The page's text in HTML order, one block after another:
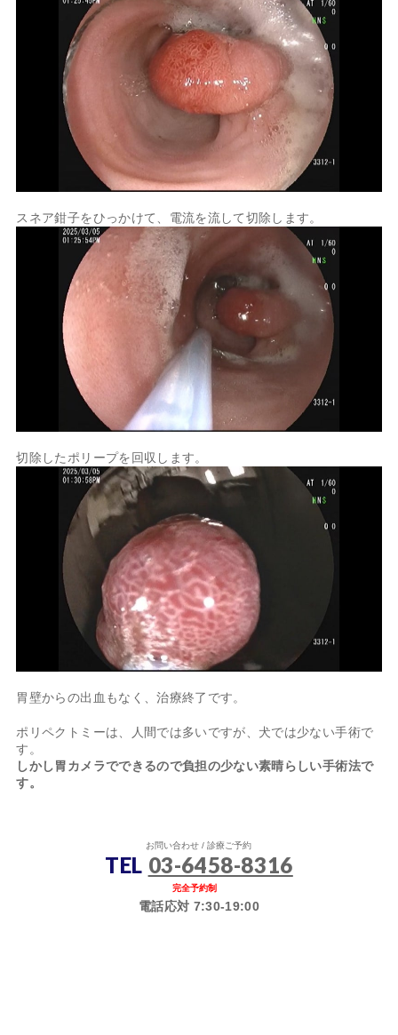
スネア鉗子をひっかけて、電流を流して切除します。
切除したポリープを回収します。
胃壁からの出血もなく、治療終了です。
ポリペクトミーは、人間では多いですが、犬では少ない手術で
す。
しかし胃カメラでできるので負担の少ない素晴らしい手術法で
す。
お問い合わせ / 診療ご予約
TEL 03-6458-8316
完全予約制
電話応対 7:30-19:00